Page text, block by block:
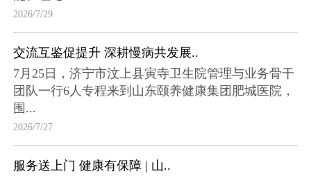
2026/7/29
交流互鉴促提升 深耕慢病共发展..
7月25日，济宁市汶上县寅寺卫生院管理与业务骨干
团队一行6人专程来到山东颐养健康集团肥城医院，
围...
2026/7/27
服务送上门 健康有保障 | 山..